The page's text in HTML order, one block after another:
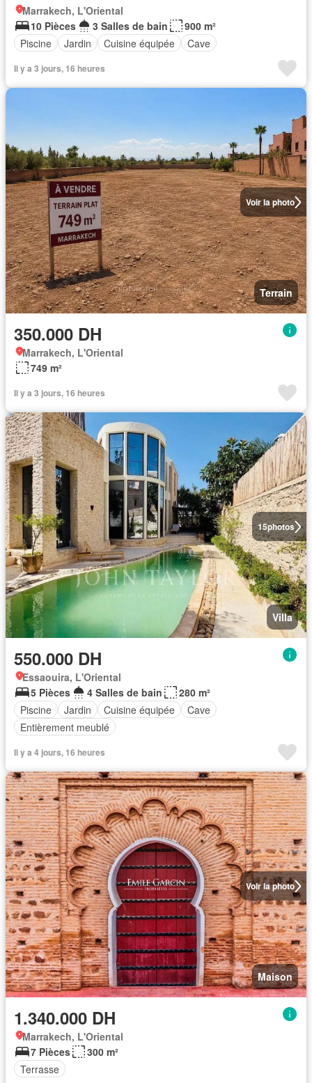
Marrakech, L'Oriental
10 Pièces
3 Salles de bain
900 m²
Piscine
Jardin Cuisine équipée Cave
Il y a 3 jours, 16 heures
Voir la photo
Terrain
350.000 DH
Marrakech, L'Oriental
749 m²
Il y a 3 jours, 16 heures
15photos
Villa
550.000 DH
Essaouira, L'Oriental
5 Pièces
4 Salles de bain
280 m²
Piscine
Jardin Cuisine équipée
Cave
Entièrement meublé
Il y a 4 jours, 16 heures
Voir la photo
Maison
1.340.000 DH
Marrakech, L'Oriental
7 Pièces
300 m²
Terrasse